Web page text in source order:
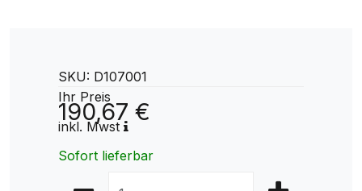
SKU: D107001
Ihr Preis
190,67 €
inkl. Mwst
Sofort lieferbar